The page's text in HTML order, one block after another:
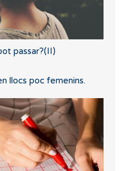
passar?(II)
llocs poc femenins.